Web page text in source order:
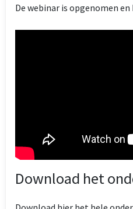
De webinar is opgenomen
Download het